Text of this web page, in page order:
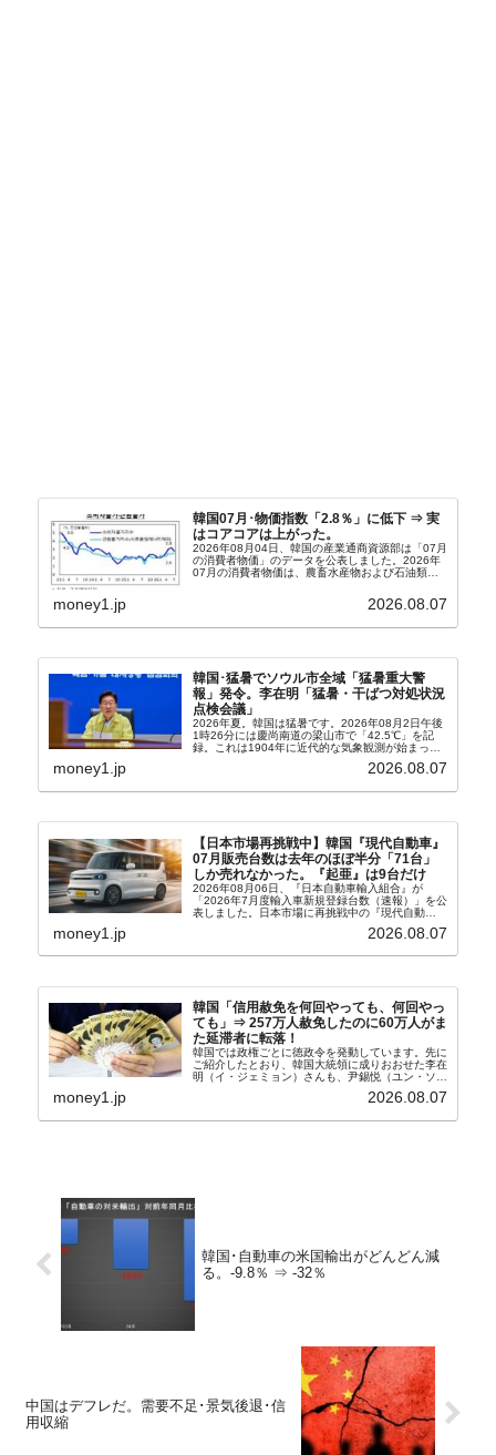
韓国07月･物価指数「2.8％」に低下 ⇒ 実
はコアコアは上がった。
2026年08月04日、韓国の産業通商資源部は「07月
の消費者物価」のデータを公表しました。2026年
07月の消費者物価は、農畜水産物および石油類の
2.8％上昇（06月は3.2％）となり、上昇率は前...
money1.jp 2026.08.07
韓国･猛暑でソウル市全域「猛暑重大警
報」発令。李在明「猛暑・干ばつ対処状況
点検会議」
2026年夏。韓国は猛暑です。2026年08月2日午後
1時26分には慶尚南道の梁山市で「42.5℃」を記
録。これは1904年に近代的な気象観測が始まって
以来の韓国史上最高気温です。08月04日には、ソ
ウル市全域への「猛暑重大警報」が発令され...
money1.jp 2026.08.07
【日本市場再挑戦中】韓国『現代自動車』
07月販売台数は去年のほぼ半分「71台」
しか売れなかった。『起亜』は9台だけ
2026年08月06日、『日本自動車輸入組合』が
「2026年7月度輸入車新規登録台数（速報）」を公
表しました。日本市場に再挑戦中の『現代自動
台数はこの中に捉えられているはずです。先月から
money1.jp 2026.08.07
韓国「信用赦免を何回やっても、何回やっ
ても」⇒ 257万人赦免したのに60万人がま
た延滞者に転落！
韓国では政権ごとに徳政令を発動しています。先に
ご紹介したとおり、韓国大統領に成りおおせた李在
明（イ・ジェミョン）さんも、尹錫悦（ユン・ソギ
バンクにして不良債権の買い取りを行い、分割償還
money1.jp 2026.08.07
韓国･自動車の米国輸出がどんどん減
る。-9.8％ ⇒ -32％
中国はデフレだ。需要不足･景気後退･信
用収縮